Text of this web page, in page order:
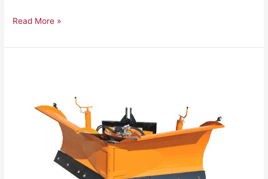
Read More »